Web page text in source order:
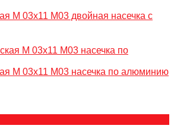
M 03х11 M03 двойная насечка с
M 03х11 M03 насечка по алюминию